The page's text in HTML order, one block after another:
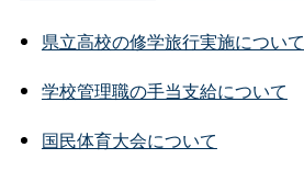
県立高校の修学旅行実施について
学校管理職の手当支給について
国民体育大会について